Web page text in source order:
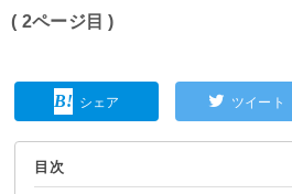
( 2ページ目 )
シェア ツイート
目次